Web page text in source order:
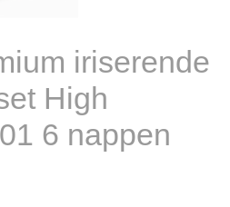
iriserende
High
6 nappen